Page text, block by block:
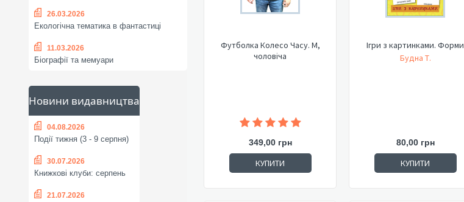
26.03.2026
Екологічна тематика в фантастиці
11.03.2026
Біографії та мемуари
Новини видавництва
04.08.2026
Події тижня (3 - 9 серпня)
30.07.2026
Книжкові клуби: серпень
21.07.2026
Футболка Колесо Часу. M,
чоловіча
349,00 грн
КУПИТИ
Ігри з картинками. Форми
Будна Т.
80,00 грн
КУПИТИ